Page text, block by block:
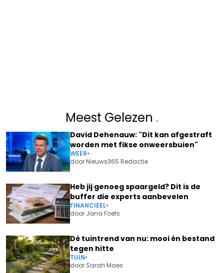
Meest Gelezen .
David Dehenauw: "Dit kan afgestraft
worden met fikse onweersbuien"
WEER•
doorNieuws365 Redactie
Heb jij genoeg spaargeld? Dit is de
buffer die experts aanbevelen
FINANCIEEL•
door Jana Foets
Dé tuintrend van nu: mooi én bestand
tegen hitte
TUIN•
door Sarah Maes